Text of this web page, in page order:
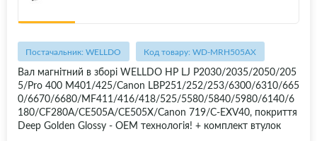
Постачальник: WELLDO Код товару: WD-MRH505AX
Вал магнітний в зборі WELLDO HP LJ P2030/2035/2050/205
5/Pro 400 M401/425/Canon LBP251/252/253/6300/6310/665
0/6670/6680/MF411/416/418/525/5580/5840/5980/6140/6
180/CF280A/CE505A/CE505X/Canon 719/C-EXV40, покриття
Deep Golden Glossy - OEM технологія! + комплект втулок